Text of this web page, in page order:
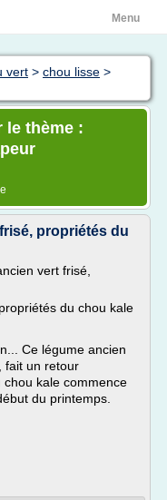
Menu
vert > chou lisse >
le thème :
propriétés du
vert frisé,
du chou kale
Ce légume ancien
fait un retour
kale commence
du printemps.